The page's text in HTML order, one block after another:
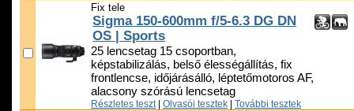
Fix tele
Sigma 150-600mm f/5-6.3 DG DN
OS | Sports
25 lencsetag 15 csoportban,
képstabilizálás, belső élességállítás, fix
frontlencse, időjárásálló, léptetőmotoros AF,
alacsony szórású lencsetag
Részletes teszt Olvasói tesztek További tesztek